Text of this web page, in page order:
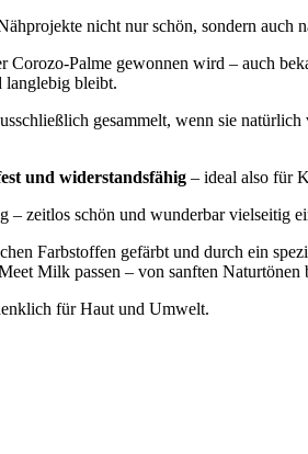
nicht nur schön, sondern auch
Corozo-Palme gewonnen wird – auch
langlebig bleibt.
gesammelt, wenn sie
und widerstandsfähig – ideal also für
zeitlos schön und wunderbar vielseitig
Farbstoffen gefärbt und durch ein
Milk passen – von sanften
für Haut und Umwelt.